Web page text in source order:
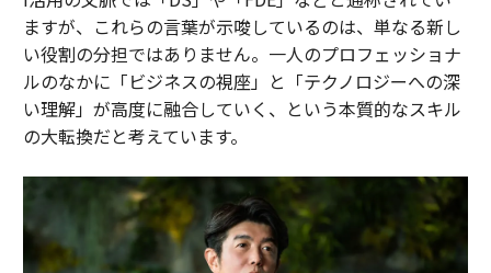
ますが、これらの言葉が示唆しているのは、単なる新し
い役割の分担ではありません。一人のプロフェッショナ
ルのなかに「ビジネスの視座」と「テクノロジーへの深
い理解」が高度に融合していく、という本質的なスキル
の大転換だと考えています。